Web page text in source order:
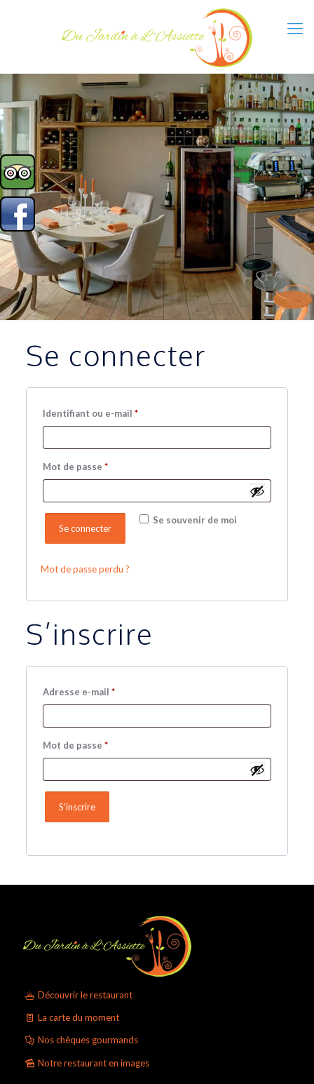
Se connecter
Identifiant ou e-mail *Obligatoire
Mot de passe *Obligatoire
Se souvenir de moi
Se connecter
Mot de passe perdu ?
S’inscrire
Adresse e-mail *Obligatoire
Mot de passe *Obligatoire
S’inscrire
Découvrir le restaurant
La carte du moment
Nos chèques gourmands
Notre restaurant en images